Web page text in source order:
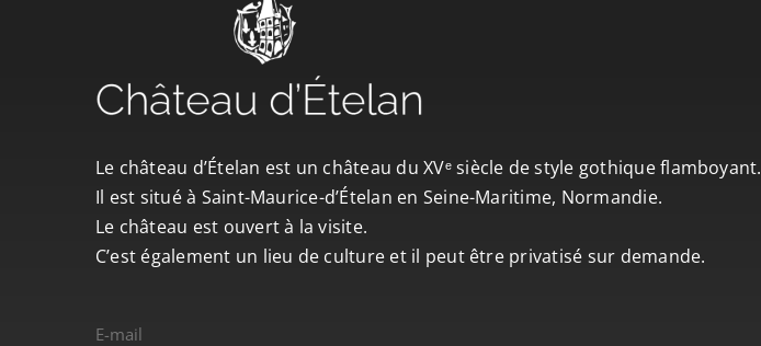
Le château d’Ételan est un château du XVᵉ siècle de style gothique flamboyant.
Il est situé à Saint-Maurice-d’Ételan en Seine-Maritime, Normandie.
Le château est ouvert à la visite.
C’est également un lieu de culture et il peut être privatisé sur demande.
E-mail